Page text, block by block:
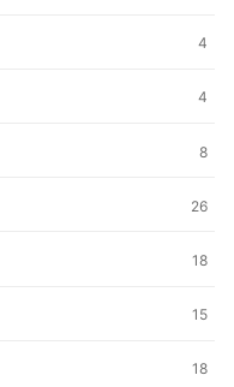
4
4
8
26
18
15
18